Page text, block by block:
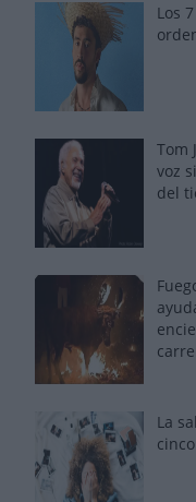
Los
Tom
voz
del
La